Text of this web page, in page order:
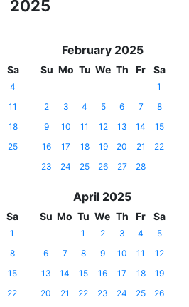
2025
Sa
4
11
18
25
February 2025
Su Mo Tu We Th Fr Sa
1
2
3 4 5 6 7
8
9
10 11 12 13 14
15
16
17 18 19 20 21
22
23
24 25 26 27 28
Sa
1
8
15
22
April 2025
Su Mo Tu We Th Fr Sa
1 2 3 4
5
6
7 8 9 10 11
12
13
14 15 16 17 18
19
20
21 22 23 24 25
26